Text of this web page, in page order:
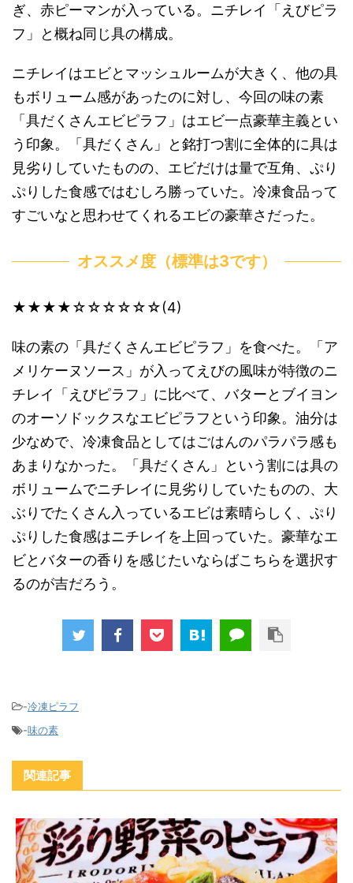
ぎ、赤ピーマンが入っている。ニチレイ「えびピラ
フ」と概ね同じ具の構成。
ニチレイはエビとマッシュルームが大きく、他の具
もボリューム感があったのに対し、今回の味の素
「具だくさんエビピラフ」はエビ一点豪華主義とい
う印象。「具だくさん」と銘打つ割に全体的に具は
見劣りしていたものの、エビだけは量で互角、ぷり
ぷりした食感ではむしろ勝っていた。冷凍食品って
すごいなと思わせてくれるエビの豪華さだった。
オススメ度（標準は3です）
★★★★☆☆☆☆☆☆(4)
味の素の「具だくさんエビピラフ」を食べた。「ア
メリケーヌソース」が入ってえびの風味が特徴のニ
チレイ「えびピラフ」に比べて、バターとブイヨン
のオーソドックスなエビピラフという印象。油分は
少なめで、冷凍食品としてはごはんのパラパラ感も
あまりなかった。「具だくさん」という割には具の
ボリュームでニチレイに見劣りしていたものの、大
ぶりでたくさん入っているエビは素晴らしく、ぷり
ぷりした食感はニチレイを上回っていた。豪華なエ
ビとバターの香りを感じたいならばこちらを選択す
るのが吉だろう。
-冷凍ピラフ
-味の素
関連記事